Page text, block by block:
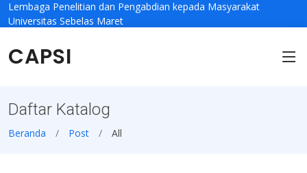
Lembaga Penelitian dan Pengabdian kepada Masyarakat
Universitas Sebelas Maret
CAPSI
Daftar Katalog
Beranda Post All